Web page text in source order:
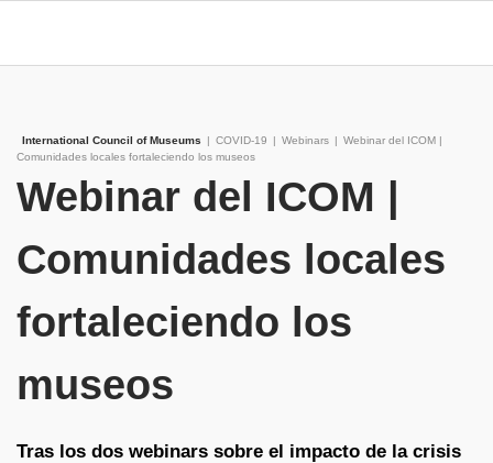
International Council of Museums | COVID-19 | Webinars | Webinar del ICOM |
Comunidades locales fortaleciendo los museos
Webinar del ICOM |
Comunidades locales
fortaleciendo los
museos
Tras los dos webinars sobre el impacto de la crisis